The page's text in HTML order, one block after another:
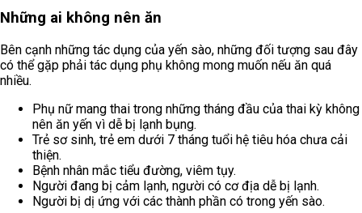
Những ai không nên ăn
Bên cạnh những tác dụng của yến sào, những đối tượng sau đây
có thể gặp phải tác dụng phụ không mong muốn nếu ăn quá
nhiều.
Phụ nữ mang thai trong những tháng đầu của thai kỳ không
nên ăn yến vì dễ bị lạnh bụng.
Trẻ sơ sinh, trẻ em dưới 7 tháng tuổi hệ tiêu hóa chưa cải
thiện.
Bệnh nhân mắc tiểu đường, viêm tụy.
Người đang bị cảm lạnh, người có cơ địa dễ bị lạnh.
Người bị dị ứng với các thành phần có trong yến sào.